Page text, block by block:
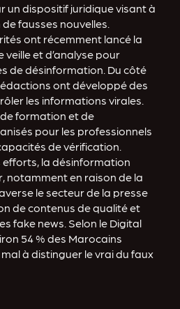
un dispositif juridique visant à
fausses nouvelles.
ont récemment lancé la
veille et d’analyse pour
de désinformation. Du côté
ont développé des
les informations virales.
formation et de
pour les professionnels
de vérification.
la désinformation
notamment en raison de la
le secteur de la presse
de contenus de qualité et
fake news. Selon le Digital
54 % des Marocains
à distinguer le vrai du faux